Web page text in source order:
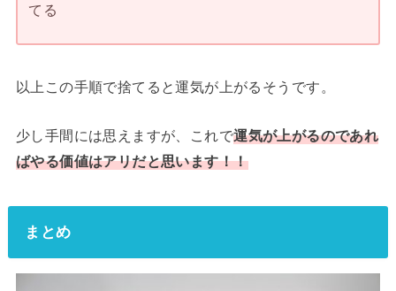
てる
以上この手順で捨てると運気が上がるそうです。
少し手間には思えますが、これで運気が上がるのであれ
ばやる価値はアリだと思います！！
まとめ